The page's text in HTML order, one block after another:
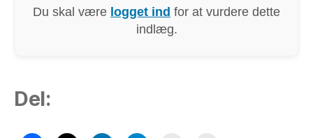
Du skal være logget ind for at vurdere dette
indlæg.
Del: